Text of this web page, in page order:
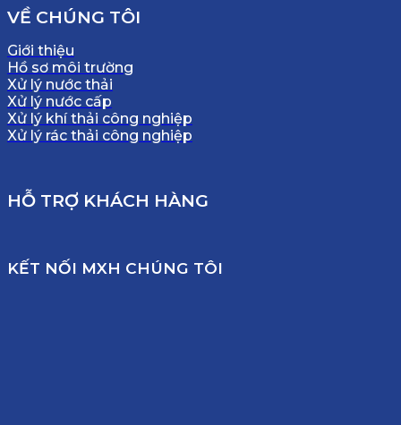
VỀ CHÚNG TÔI
Giới thiệu
Hồ sơ môi trường
Xử lý nước thải
Xử lý nước cấp
Xử lý khí thải công nghiệp
Xử lý rác thải công nghiệp
HỖ TRỢ KHÁCH HÀNG
KẾT NỐI MXH CHÚNG TÔI